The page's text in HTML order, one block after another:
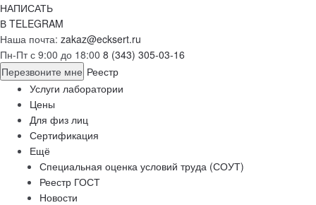
НАПИСАТЬ
В TELEGRAM
Наша почта: zakaz@ecksert.ru
Пн-Пт с 9:00 до 18:00 8 (343) 305-03-16
Перезвоните мне Реестр
Услуги лаборатории
Цены
Для физ лиц
Сертификация
Ещё
Специальная оценка условий труда (СОУТ)
Реестр ГОСТ
Новости